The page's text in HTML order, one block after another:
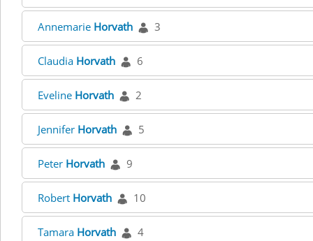
Annemarie Horvath 3
Claudia Horvath 6
Eveline Horvath 2
Jennifer Horvath 5
Peter Horvath 9
Robert Horvath 10
Tamara Horvath 4